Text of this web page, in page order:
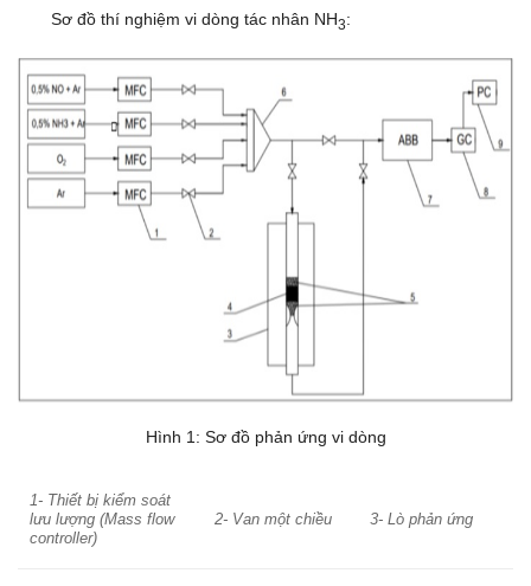
Sơ đồ thí nghiệm vi dòng tác nhân NH3:
Hình 1: Sơ đồ phản ứng vi dòng
1- Thiết bị kiểm soát
lưu lượng (Mass flow
controller)
2- Van một chiều 3- Lò phản ứng